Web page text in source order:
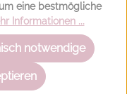
eine bestmögliche
Informationen ...
notwendige